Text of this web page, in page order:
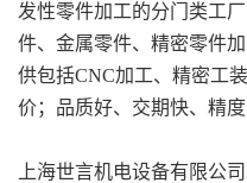
发性零件加工的分门类工
件、金属零件、精密零件
供包括CNC加工、精密工
价；品质好、交期快、精度
上海世言机电设备有限公